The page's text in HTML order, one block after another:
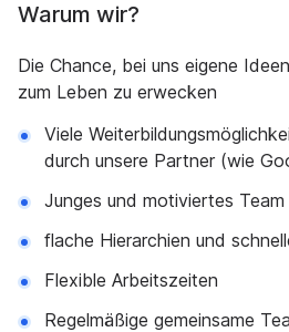
Warum wir?
Die Chance, bei uns eigene
zum Leben zu erwecken
Viele
durch unsere Partner (wie
Junges und motiviertes
flache Hierarchien und
Flexible Arbeitszeiten
Regelmäßige gemeinsame